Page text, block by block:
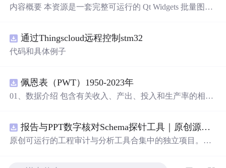
内容概要 本资源是一套完整可运行的 Qt Widgets 批量图片
张图片、直接读取整个文件夹内所有 JPG/PNG 图像，可自
定义输出图片分辨率、调节 JPG0~100 区间压缩质量，自
观展示压缩效果。 适用人群 Qt/C++ 零基础初学者，学习
QImage 图像绘图、文件目录遍历、UI 交互开发； 需要本
地批量处理图片的办公、设计、自媒体从业者； 想要学习
习者。 使用场景 自媒体批量压缩配图，降低图片体积节省
上传流量； 摄影、设计批量统一图片尺寸，批量轻量化相
册图片； 程序开发学习：QFileDialog 文件选择、QDir 文
环界面防卡顿、文件大小格式化转换全套 Qt 图像开发实战
通过Thingscloud远程控制stm32
代码和具体例子
佩恩表（PWT）1950-2023年
01、数据介绍 包含有关收入、产出、投入和生产率的相对
翻译使用说明，英文原版使用说明。 数据名称：佩恩表
（PWT） 数据年份：1950-2023年
报告与PPT数字核对Schema探针工具｜原创源码+测试+离线报告
原创可运行的工程审计与分析工具合集中的独立项目。每